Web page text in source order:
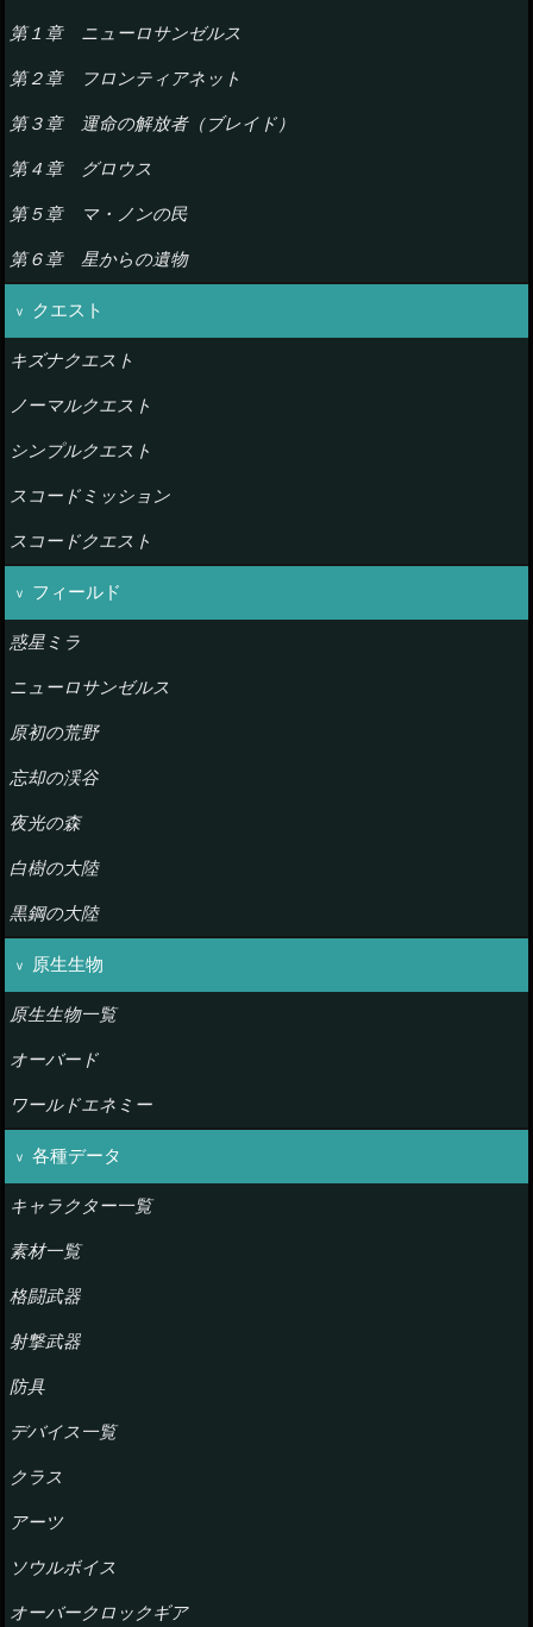
第１章 ニューロサンゼルス
第２章 フロンティアネット
第３章 運命の解放者（ブレイド）
第４章 グロウス
第５章 マ・ノンの民
第６章 星からの遺物
クエスト
キズナクエスト
ノーマルクエスト
シンプルクエスト
スコードミッション
スコードクエスト
フィールド
惑星ミラ
ニューロサンゼルス
原初の荒野
忘却の渓谷
夜光の森
白樹の大陸
黒鋼の大陸
原生生物
原生生物一覧
オーバード
ワールドエネミー
各種データ
キャラクター一覧
素材一覧
格闘武器
射撃武器
防具
デバイス一覧
クラス
アーツ
ソウルボイス
オーバークロックギア